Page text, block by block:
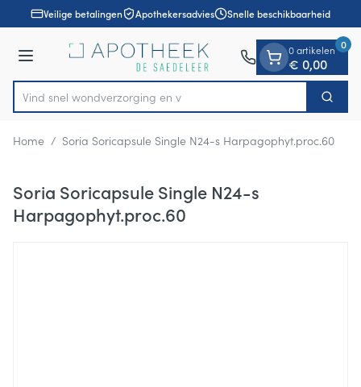
Ga naar de inhoud
1 van 1Veilige betalingen Apothekersadvies Snelle beschikbaarheid
Menu
Product, merk, categorie...
Vind snel wondverzorg Zoek
0 artikelen
€ 0,00
0
Home / Soria Soricapsule Single N24-s Harpagophyt.proc.60
Soria Soricapsule Single N24-s
Harpagophyt.proc.60